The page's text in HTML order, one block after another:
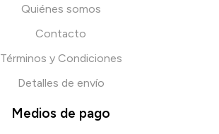
Quiénes somos
Contacto
Términos y Condiciones
Detalles de envío
Medios de pago